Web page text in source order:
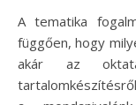
A tematika fogalma sokféleképpen értelmezhető, attól
függően, hogy
akár az